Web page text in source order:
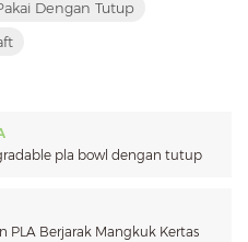
Dengan Tutup
pla bowl dengan tutup
PLA Berjarak Mangkuk Kertas